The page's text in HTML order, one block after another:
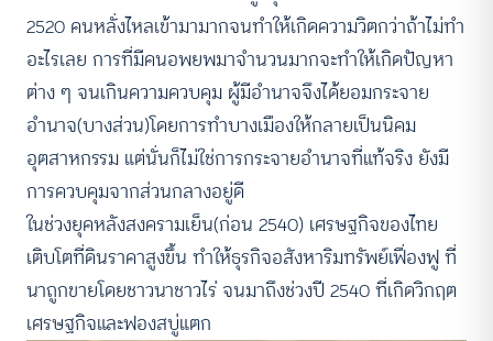
2520 คนหลั่งไหลเข้ามามากจนทำให้เกิดความวิตกว่าถ้าไม่ทำ
อะไรเลย การที่มีคนอพยพมาจำนวนมากจะทำให้เกิดปัญหา
ต่าง ๆ จนเกินความควบคุม ผู้มีอำนาจจึงได้ยอมกระจาย
อำนาจ(บางส่วน)โดยการทำบางเมืองให้กลายเป็นนิคม
อุตสาหกรรม แต่นั่นก็ไม่ใช่การกระจายอำนาจที่แท้จริง ยังมี
การควบคุมจากส่วนกลางอยู่ดี
ในช่วงยุคหลังสงครามเย็น(ก่อน 2540) เศรษฐกิจของไทย
เติบโตที่ดินราคาสูงขึ้น ทำให้ธุรกิจอสังหาริมทรัพย์เฟื่องฟู ที่
นาถูกขายโดยชาวนาชาวไร่ จนมาถึงช่วงปี 2540 ที่เกิดวิกฤต
เศรษฐกิจและฟองสบู่แตก